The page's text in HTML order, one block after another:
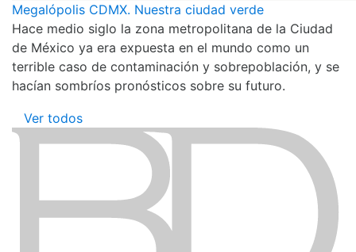
Megalópolis CDMX. Nuestra ciudad verde
Hace medio siglo la zona metropolitana de la Ciudad
de México ya era expuesta en el mundo como un
terrible caso de contaminación y sobrepoblación, y se
hacían sombríos pronósticos sobre su futuro.
Ver todos